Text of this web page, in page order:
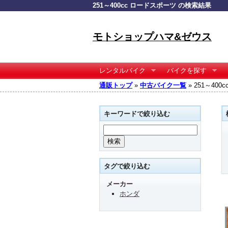
251～400cc ロードスポーツ の検索結果
モトショップハマ&ゼウス
レンタルバイク
バイクを探す
通販トップ» 中古バイク一覧 » 251～
キーワードで絞り込む
タグで絞り込む
メーカー
ホンダ